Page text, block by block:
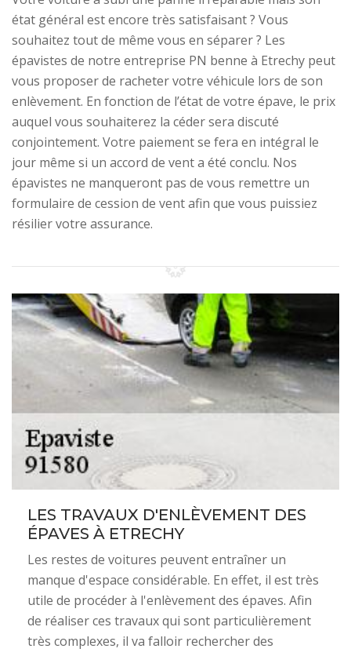
état général est encore très satisfaisant ? Vous
souhaitez tout de même vous en séparer ? Les
épavistes de notre entreprise PN benne à Etrechy peut
vous proposer de racheter votre véhicule lors de son
enlèvement. En fonction de l’état de votre épave, le prix
auquel vous souhaiterez la céder sera discuté
conjointement. Votre paiement se fera en intégral le
jour même si un accord de vent a été conclu. Nos
épavistes ne manqueront pas de vous remettre un
formulaire de cession de vent afin que vous puissiez
résilier votre assurance.
LES TRAVAUX D'ENLÈVEMENT DES
ÉPAVES À ETRECHY
Les restes de voitures peuvent entraîner un
manque d'espace considérable. En effet, il est très
utile de procéder à l'enlèvement des épaves. Afin
de réaliser ces travaux qui sont particulièrement
très complexes, il va falloir rechercher des